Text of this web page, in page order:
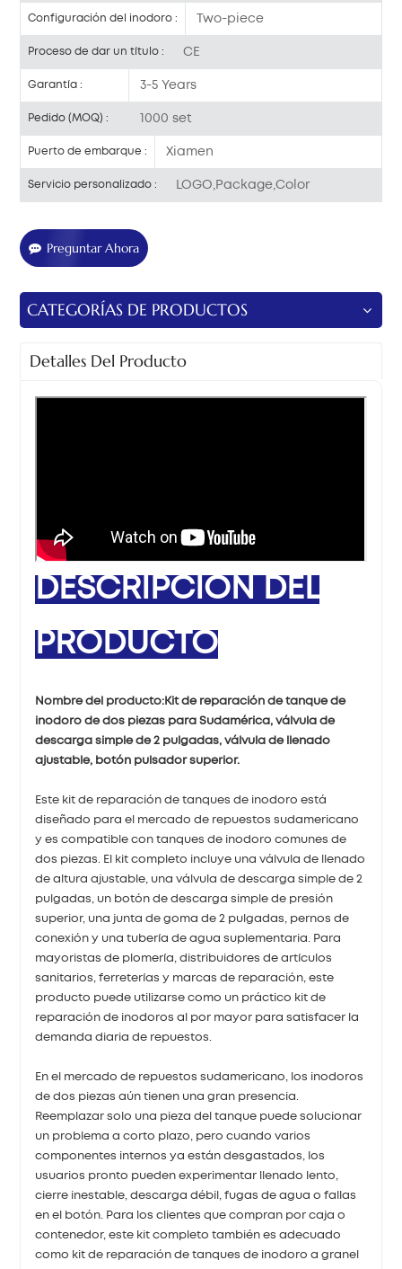
Configuración del inodoro : Two-piece
Proceso de dar un título : CE
Garantía : 3-5 Years
Pedido (MOQ) : 1000 set
Puerto de embarque : Xiamen
Servicio personalizado : LOGO,Package,Color
Preguntar Ahora
CATEGORÍAS DE PRODUCTOS
Detalles Del Producto
DESCRIPCIÓN DEL
PRODUCTO
Nombre del producto: Kit de reparación de tanque de
inodoro de dos piezas para Sudamérica, válvula de
descarga simple de 2 pulgadas, válvula de llenado
ajustable, botón pulsador superior.
Este kit de reparación de tanques de inodoro está
diseñado para el mercado de repuestos sudamericano
y es compatible con tanques de inodoro comunes de
dos piezas. El kit completo incluye una válvula de llenado
de altura ajustable, una válvula de descarga simple de 2
pulgadas, un botón de descarga simple de presión
superior, una junta de goma de 2 pulgadas, pernos de
conexión y una tubería de agua suplementaria. Para
mayoristas de plomería, distribuidores de artículos
sanitarios, ferreterías y marcas de reparación, este
producto puede utilizarse como un práctico kit de
reparación de inodoros al por mayor para satisfacer la
demanda diaria de repuestos.
En el mercado de repuestos sudamericano, los inodoros
de dos piezas aún tienen una gran presencia.
Reemplazar solo una pieza del tanque puede solucionar
un problema a corto plazo, pero cuando varios
componentes internos ya están desgastados, los
usuarios pronto pueden experimentar llenado lento,
cierre inestable, descarga débil, fugas de agua o fallas
en el botón. Para los clientes que compran por caja o
contenedor, este kit completo también es adecuado
como kit de reparación de tanques de inodoro a granel